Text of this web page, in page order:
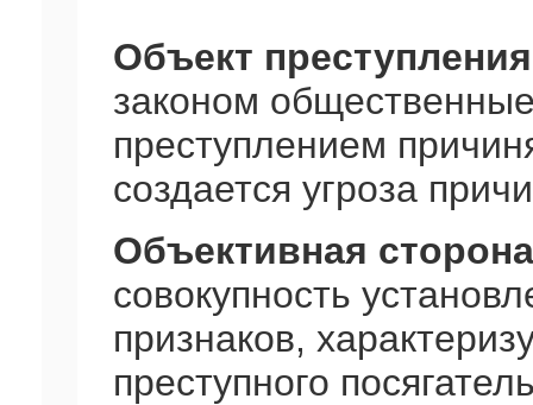
Объект преступления
законом
преступлением
создается угроза
Объективная
совокупность
признаков,
преступного